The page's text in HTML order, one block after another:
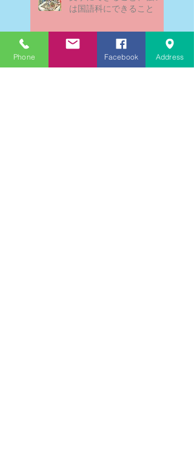
は国語科にできること
文学学習の重要性 - 文学に
Phone Facebook Address